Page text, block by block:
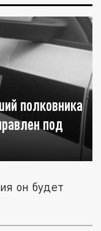
полковника
под
он будет